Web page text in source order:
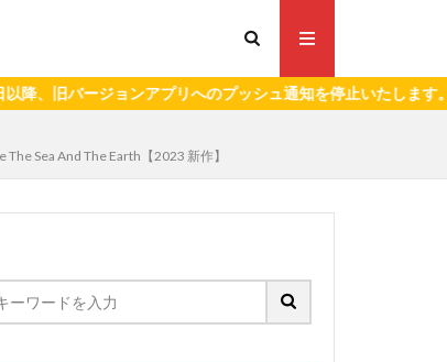
ジョンアプリへのプッシュ通知を停止いたします。）
Sea And The Earth【2023 新作】